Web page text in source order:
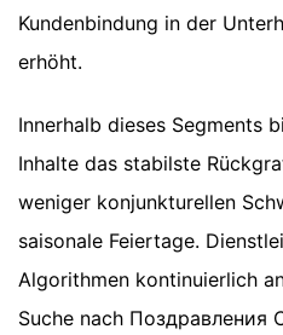
Kundenbindung in der
erhöht.
Innerhalb dieses Segments
Inhalte das stabilste
weniger konjunkturellen
saisonale Feiertage.
Algorithmen kontinuierlich
Suche nach